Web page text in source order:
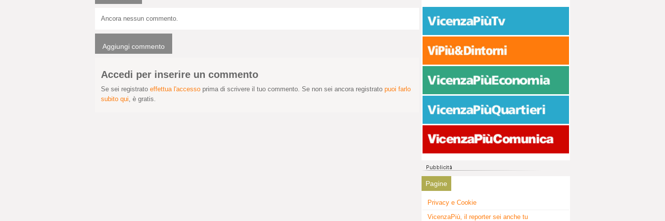
Ancora nessun commento.
Aggiungi commento
Accedi per inserire un commento
Se sei registrato effettua l'accesso prima di scrivere il tuo commento. Se non sei ancora registrato puoi farlo
subito qui, è gratis.
Pagine
Privacy e Cookie
VicenzaPiù, il reporter sei anche tu